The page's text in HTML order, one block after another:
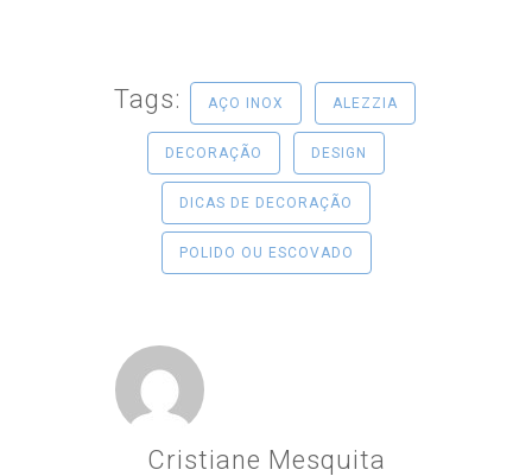
Tags: AÇO INOX ALEZZIA
DECORAÇÃO DESIGN
DICAS DE DECORAÇÃO
POLIDO OU ESCOVADO
Cristiane Mesquita